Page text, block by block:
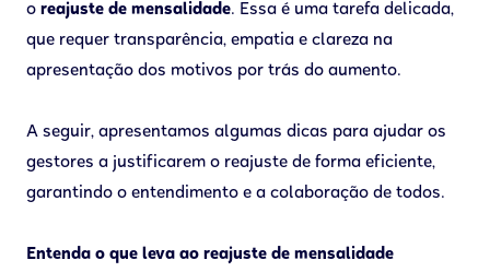
o reajuste de mensalidade. Essa é uma tarefa delicada,
que requer transparência, empatia e clareza na
apresentação dos motivos por trás do aumento.
A seguir, apresentamos algumas dicas para ajudar os
gestores a justificarem o reajuste de forma eficiente,
garantindo o entendimento e a colaboração de todos.
Entenda o que leva ao reajuste de mensalidade